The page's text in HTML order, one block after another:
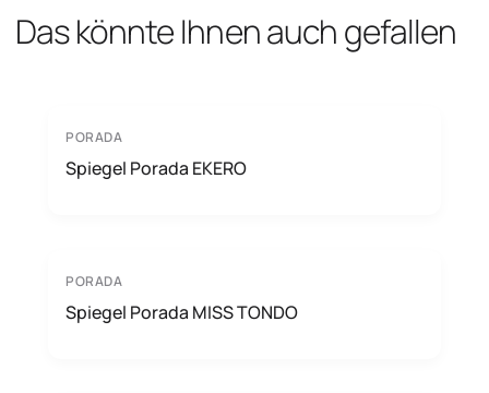
Das könnte Ihnen auch gefallen
PORADA
Spiegel Porada EKERO
PORADA
Spiegel Porada MISS TONDO